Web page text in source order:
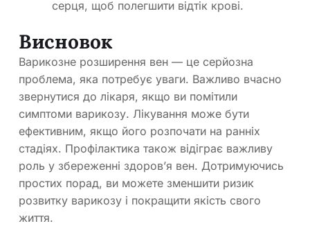
серця, щоб полегшити відтік крові.
Висновок
Варикозне розширення вен — це серйозна
проблема, яка потребує уваги. Важливо вчасно
звернутися до лікаря, якщо ви помітили
симптоми варикозу. Лікування може бути
ефективним, якщо його розпочати на ранніх
стадіях. Профілактика також відіграє важливу
роль у збереженні здоров’я вен. Дотримуючись
простих порад, ви можете зменшити ризик
розвитку варикозу і покращити якість свого
життя.